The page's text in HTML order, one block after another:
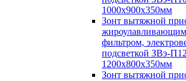
1000х900х350мм
Зонт вытяжной
фильтром,
подсветкой ЗВэ-
1200х800х350мм
Зонт вытяжной